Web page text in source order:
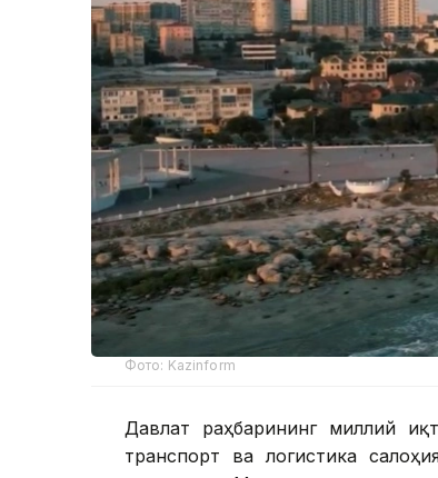
Фото: Kazinform
Давлат раҳбарининг миллий
транспорт ва логистика